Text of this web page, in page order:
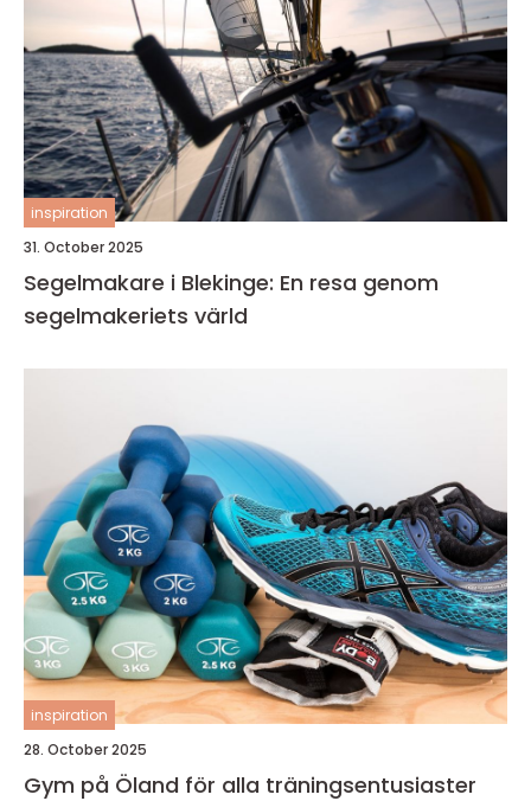
inspiration
31. October 2025
Segelmakare i Blekinge: En resa genom
segelmakeriets värld
inspiration
28. October 2025
Gym på Öland för alla träningsentusiaster